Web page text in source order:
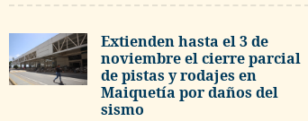
Extienden hasta el 3 de
noviembre el cierre parcial
de pistas y rodajes en
Maiquetía por daños del
sismo